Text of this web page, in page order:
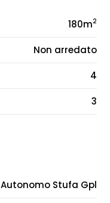
180m2
Non arredato
4
3
Autonomo Stufa Gpl